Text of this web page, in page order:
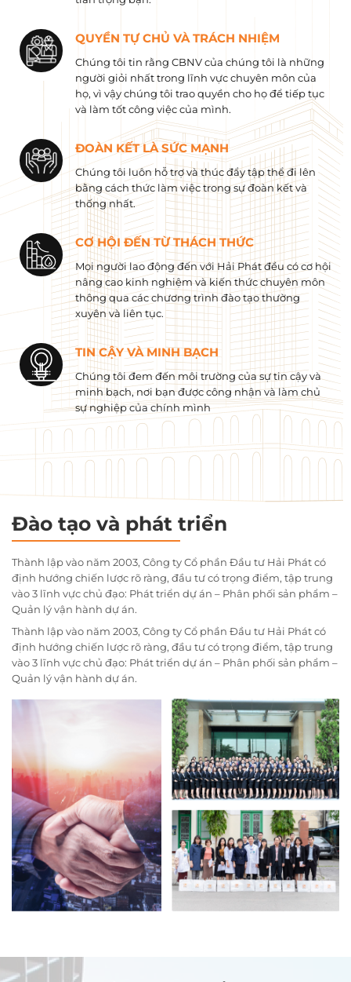
QUYỀN TỰ CHỦ VÀ TRÁCH NHIỆM
Chúng tôi tin rằng CBNV của chúng tôi là những
người giỏi nhất trong lĩnh vực chuyên môn của
họ, vì vậy chúng tôi trao quyền cho họ để tiếp tục
và làm tốt công việc của mình.
ĐOÀN KẾT LÀ SỨC MẠNH
Chúng tôi luôn hỗ trợ và thúc đẩy tập thể đi lên
bằng cách thức làm việc trong sự đoàn kết và
thống nhất.
CƠ HỘI ĐẾN TỪ THÁCH THỨC
Mọi người lao động đến với Hải Phát đều có cơ hội
nâng cao kinh nghiệm và kiến ​​thức chuyên môn
thông qua các chương trình đào tạo thường
xuyên và liên tục.
TIN CẬY VÀ MINH BẠCH
Chúng tôi đem đến môi trường của sự tin cậy và
minh bạch, nơi bạn được công nhận và làm chủ
sự nghiệp của chính mình
Đào tạo và phát triển
Thành lập vào năm 2003, Công ty Cổ phần Đầu tư Hải Phát có
định hướng chiến lược rõ ràng, đầu tư có trọng điểm, tập trung
vào 3 lĩnh vực chủ đạo: Phát triển dự án – Phân phối sản phẩm –
Quản lý vận hành dự án.
Thành lập vào năm 2003, Công ty Cổ phần Đầu tư Hải Phát có
định hướng chiến lược rõ ràng, đầu tư có trọng điểm, tập trung
vào 3 lĩnh vực chủ đạo: Phát triển dự án – Phân phối sản phẩm –
Quản lý vận hành dự án.